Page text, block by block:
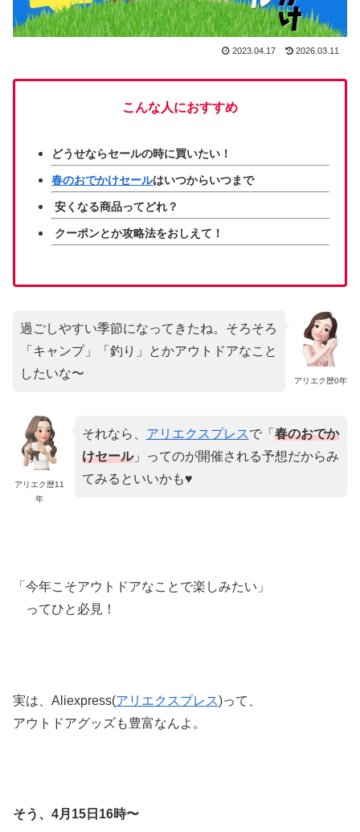
2023.04.17 2026.03.11
こんな人におすすめ
どうせならセールの時に買いたい！
春のおでかけセールはいつからいつまで
安くなる商品ってどれ？
クーポンとか攻略法をおしえて！
アリエク歴0年
過ごしやすい季節になってきたね。そろそろ
「キャンプ」「釣り」とかアウトドアなこと
したいな〜
アリエク歴11
年
それなら、 アリエクスプレスで「 春のおでか
けセール」ってのが開催される予想だからみ
てみるといいかも♥
「今年こそアウトドアなことで楽しみたい」
ってひと必見！
実は、Aliexpress(アリエクスプレス)って、
アウトドアグッズも豊富なんよ。
そう、4月15日16時〜